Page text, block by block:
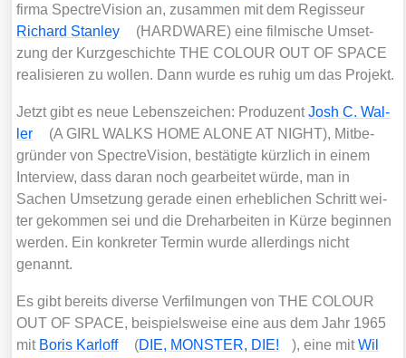
fir­ma Spect­re­Vi­si­on an, zusam­men mit dem Regis­seur
Richard Stan­ley
(HARDWARE) eine fil­mi­sche Umset­
zung der Kurz­ge­schich­te THE COLOUR OUT OF SPACE
rea­li­sie­ren zu wol­len. Dann wur­de es ruhig um das Pro­jekt.
Jetzt gibt es neue Lebens­zei­chen: Pro­du­zentJosh C. Wal­
ler
(A GIRL WALKS HOME ALONE AT NIGHT), Mit­be­
grün­der von Spect­re­Vi­si­on, bestä­tig­te kürz­lich in einem
Inter­view, dass dar­an noch gear­bei­tet wür­de, man in
Sachen Umset­zung gera­de einen erheb­li­chen Schritt wei­
ter gekom­men sei und die Dreh­ar­bei­ten in Kür­ze begin­nen
wer­den. Ein kon­kre­ter Ter­min wur­de aller­dings nicht
genannt.
Es gibt bereits diver­se Ver­fil­mun­gen von THE COLOUR
OUT OF SPACE, bei­spiels­wei­se eine aus dem Jahr 1965
mit Boris Karl­off (DIE, MONSTER, DIE! ), eine mitWil